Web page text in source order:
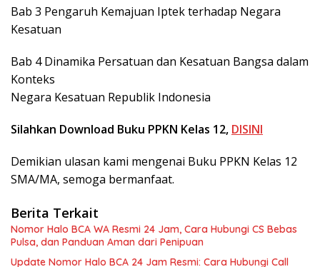
Bab 3 Pengaruh Kemajuan Iptek terhadap Negara
Kesatuan
Bab 4 Dinamika Persatuan dan Kesatuan Bangsa dalam
Konteks
Negara Kesatuan Republik Indonesia
Silahkan Download Buku PPKN Kelas 12, DISINI
Demikian ulasan kami mengenai Buku PPKN Kelas 12
SMA/MA, semoga bermanfaat.
Berita Terkait
Nomor Halo BCA WA Resmi 24 Jam, Cara Hubungi CS Bebas
Pulsa, dan Panduan Aman dari Penipuan
Update Nomor Halo BCA 24 Jam Resmi: Cara Hubungi Call